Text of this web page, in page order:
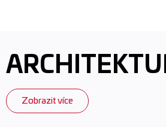
Zobrazit více